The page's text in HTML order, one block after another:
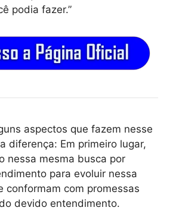
podia fazer.”
aspectos que fazem nesse
diferença: Em primeiro lugar,
nessa mesma busca por
para evoluir nessa
conformam com promessas
devido entendimento.